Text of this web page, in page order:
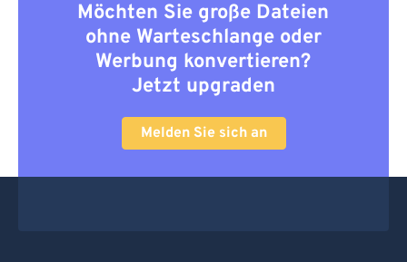
Möchten Sie große Dateien
ohne Warteschlange oder
Werbung konvertieren?
Jetzt upgraden
Melden Sie sich an